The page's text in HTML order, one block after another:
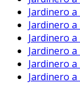
Jardinero
Jardinero
Jardinero
Jardinero
Jardinero
Jardinero